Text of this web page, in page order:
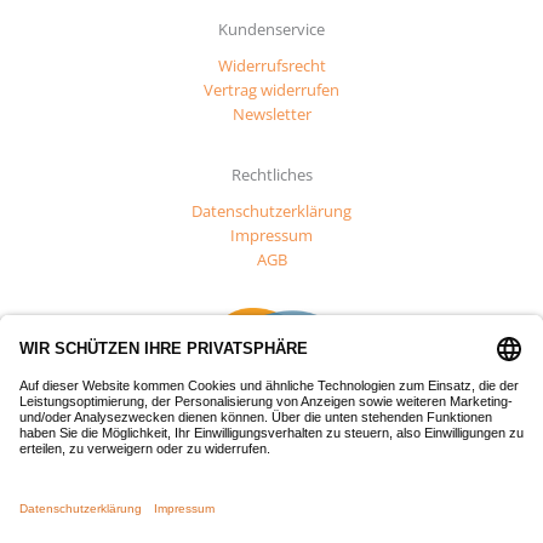
Kundenservice
Widerrufsrecht
Vertrag widerrufen
Newsletter
Rechtliches
Datenschutzerklärung
Impressum
AGB
regionale Entwicklung (EFRE) gefördert.